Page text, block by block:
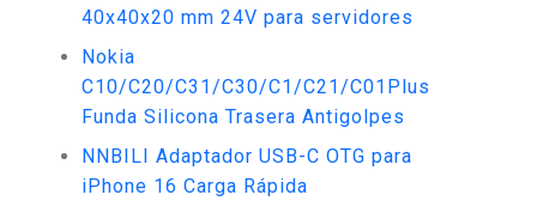
40x40x20 mm 24V para servidores
Nokia
C10/C20/C31/C30/C1/C21/C01Plus
Funda Silicona Trasera Antigolpes
NNBILI Adaptador USB-C OTG para
iPhone 16 Carga Rápida